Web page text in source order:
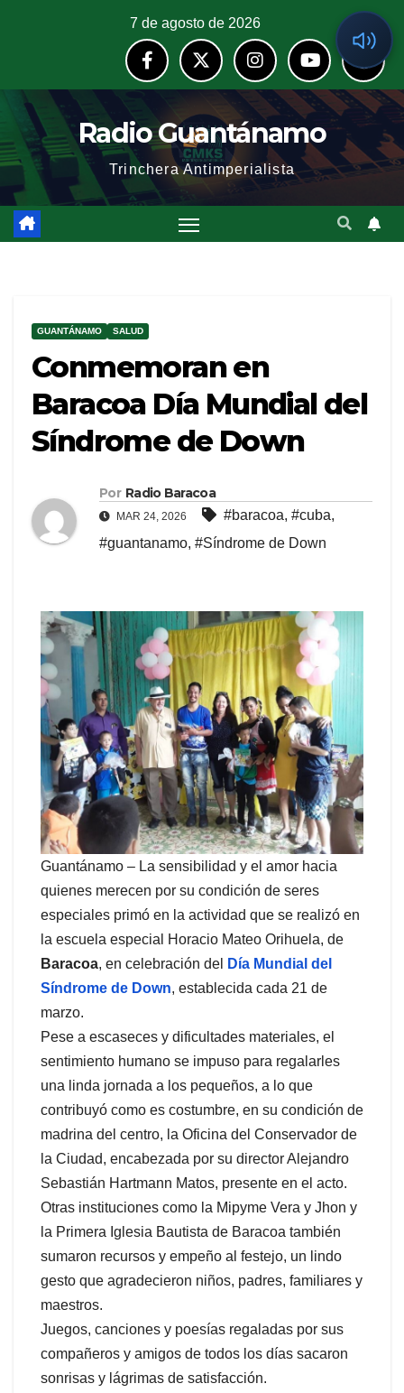
7 de agosto de 2026
Radio Guantánamo
Trinchera Antimperialista
GUANTÁNAMO SALUD
Conmemoran en
Baracoa Día Mundial del
Síndrome de Down
Por Radio Baracoa
MAR 24, 2026 #baracoa, #cuba,
#guantanamo, #Síndrome de Down
Guantánamo – La sensibilidad y el amor hacia
quienes merecen por su condición de seres
especiales primó en la actividad que se realizó en
la escuela especial Horacio Mateo Orihuela, de
Baracoa, en celebración del
Día Mundial del
Síndrome de Down, establecida cada 21 de
marzo.
Pese a escaseces y dificultades materiales, el
sentimiento humano se impuso para regalarles
una linda jornada a los pequeños, a lo que
contribuyó como es costumbre, en su condición de
madrina del centro, la Oficina del Conservador de
la Ciudad, encabezada por su director Alejandro
Sebastián Hartmann Matos, presente en el acto.
Otras instituciones como la Mipyme Vera y Jhon y
la Primera Iglesia Bautista de Baracoa también
sumaron recursos y empeño al festejo, un lindo
gesto que agradecieron niños, padres, familiares y
maestros.
Juegos, canciones y poesías regaladas por sus
compañeros y amigos de todos los días sacaron
sonrisas y lágrimas de satisfacción.